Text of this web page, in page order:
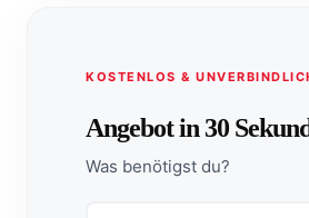
KOSTENLOS &
Angebot in 30
Was benötigst du?